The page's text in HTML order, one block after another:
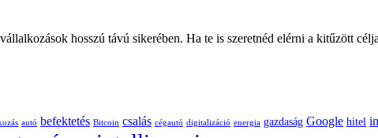
hosszú távú sikerében. Ha te is szeretnéd elérni a kitűzött
autó befektetés Bitcoin csalás cégautó digitalizáció energia gazdaság Google hitel